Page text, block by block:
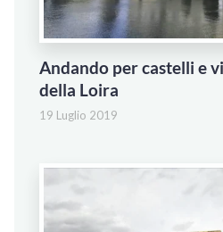
Andando per castelli e
della Loira
19 Luglio 2019